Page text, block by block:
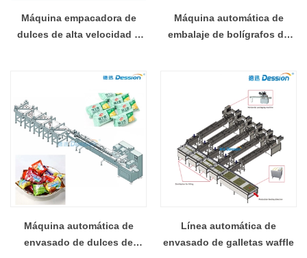
Máquina empacadora de
dulces de alta velocidad y
Máquina automática de
embalaje de bolígrafos de
empaquetadora de lápices
Máquina automática de
envasado de dulces de
Línea automática de
envasado de galletas waffle